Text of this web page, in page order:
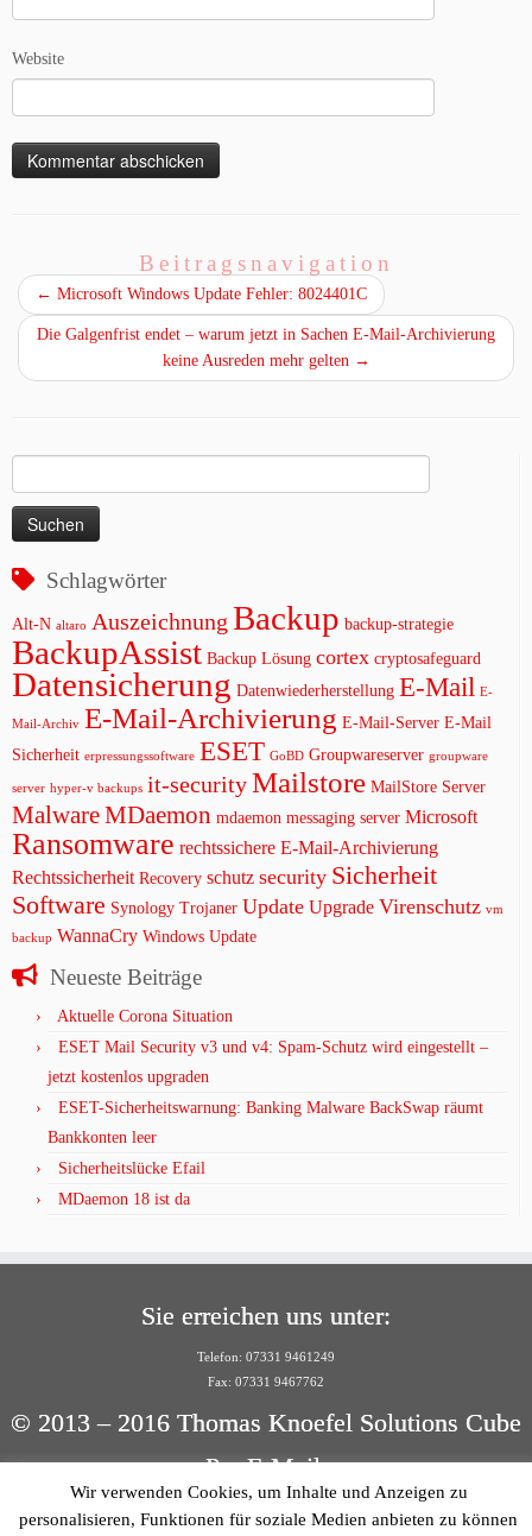
Website
Beitragsnavigation
← Microsoft Windows Update Fehler: 8024401C
Die Galgenfrist endet – warum jetzt in Sachen E-Mail-Archivierung
keine Ausreden mehr gelten →
nach:
Schlagwörter
Alt-N altaro Auszeichnung Backup backup-strategie
BackupAssist Backup Lösung cortex cryptosafeguard
Datensicherung Datenwiederherstellung E-Mail E-
Mail-Archiv E-Mail-Archivierung E-Mail-Server E-Mail
Sicherheit erpressungssoftware ESET GoBD Groupwareserver groupware
server hyper-v backups it-securityMailstore MailStore Server
MalwareMDaemon mdaemon messaging server Microsoft
Ransomware rechtssichere E-Mail-Archivierung
Rechtssicherheit Recovery schutz security Sicherheit
Software Synology Trojaner Update Upgrade Virenschutz vm
backup WannaCry Windows Update
Neueste Beiträge
Aktuelle Corona Situation
ESET Mail Security v3 und v4: Spam-Schutz wird eingestellt –
jetzt kostenlos upgraden
ESET-Sicherheitswarnung: Banking Malware BackSwap räumt
Bankkonten leer
Sicherheitslücke Efail
MDaemon 18 ist da
Sie erreichen uns unter:
Telefon: 07331 9461249
Fax: 07331 9467762
© 2013 – 2016 Thomas Knoefel Solutions Cube
Per E-Mail:
Wir verwenden Cookies, um Inhalte und Anzeigen zu
personalisieren, Funktionen für soziale Medien anbieten zu können